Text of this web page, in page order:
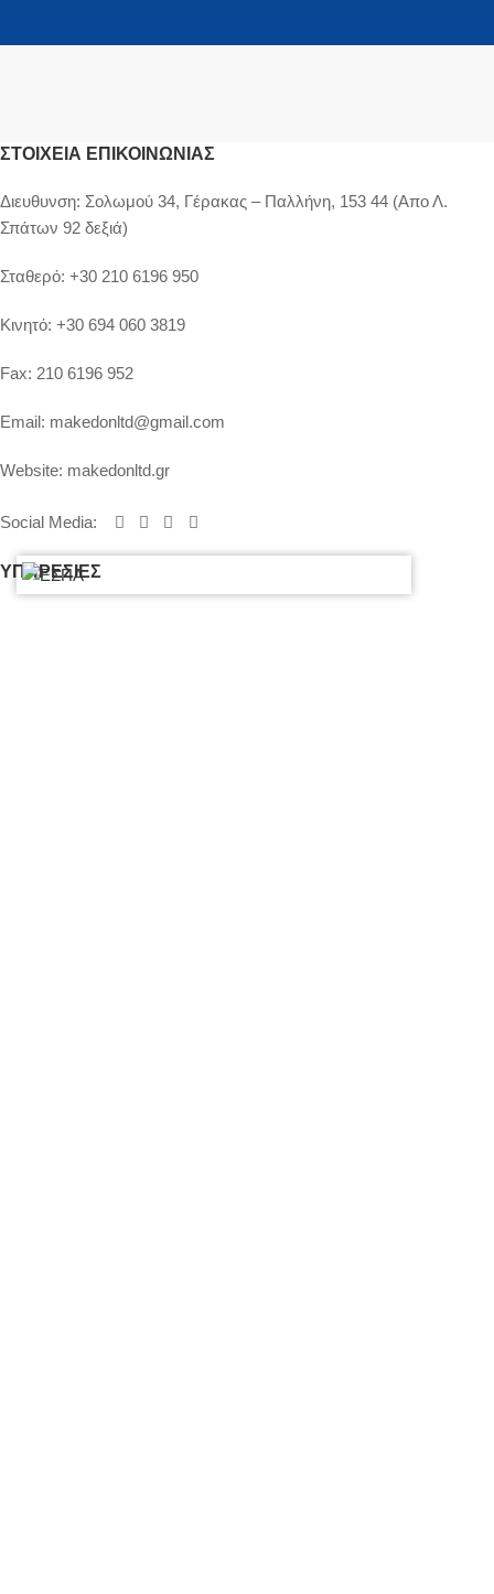
ΣΤΟΙΧΕΊΑ ΕΠΙΚΟΙΝΩΝΊΑΣ
Διευθυνση: Σολωμού 34, Γέρακας – Παλλήνη, 153 44 (Απο Λ.
Σπάτων 92 δεξιά)
Σταθερό: +30 210 6196 950
Κινητό: +30 694 060 3819
Fax: 210 6196 952
Email: makedonltd@gmail.com
Website: makedonltd.gr
Social Media:
ΥΠΗΡΕΣΙΕΣ